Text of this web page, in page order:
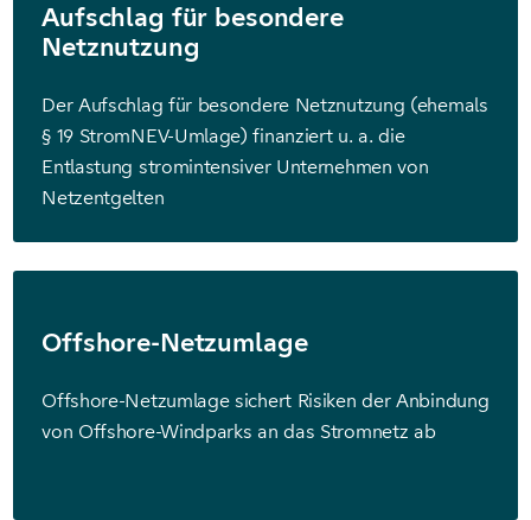
Aufschlag für besondere
Netznutzung
Der Aufschlag für besondere Netznutzung (ehemals
§ 19 StromNEV-Umlage) finanziert u. a. die
Entlastung stromintensiver Unternehmen von
Netzentgelten
Offshore-Netzumlage
Offshore-Netzumlage sichert Risiken der Anbindung
von Offshore-Windparks an das Stromnetz ab